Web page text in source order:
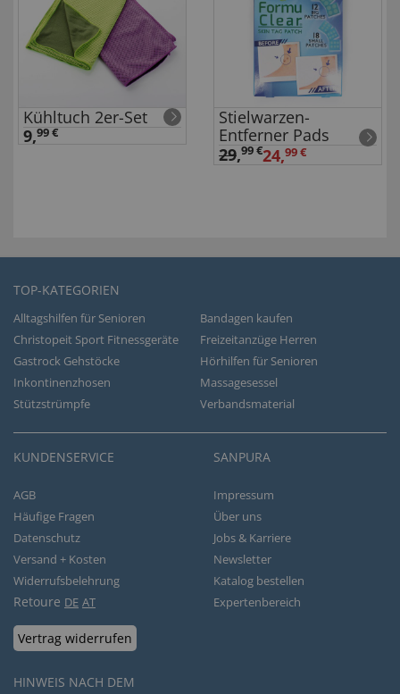
Kühltuch 2er-Set
9,99 €
Stielwarzen-
Entferner Pads
29,99 €24,99 €
TOP-KATEGORIEN
Alltagshilfen für Senioren
Bandagen kaufen
Christopeit Sport Fitnessgeräte
Freizeitanzüge Herren
Gastrock Gehstöcke
Hörhilfen für Senioren
Inkontinenzhosen
Massagesessel
Stützstrümpfe
Verbandsmaterial
KUNDENSERVICE
AGB
Häufige Fragen
Datenschutz
Versand + Kosten
Widerrufsbelehrung
Retoure DE AT
Vertrag widerrufen
HINWEIS NACH DEM
SANPURA
Impressum
Über uns
Jobs & Karriere
Newsletter
Katalog bestellen
Expertenbereich